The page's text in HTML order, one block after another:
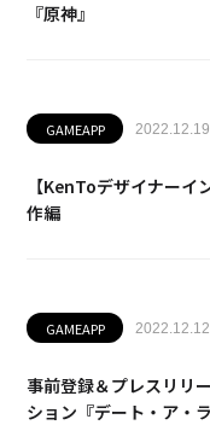
『原神』
GAMEAPP 2022.12.19
【KenToデザイナー
作編
GAMEAPP 2022.12.12
事前登録＆プレスリリ
ション『デート・ア・